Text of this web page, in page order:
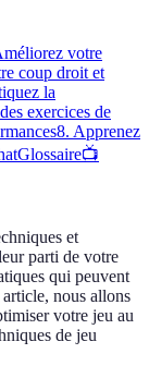
votre
coup droit et
la
exercices de
8. Apprenez
Glossaire📺
et
parti de votre
qui peuvent
nous allons
votre jeu au
de jeu